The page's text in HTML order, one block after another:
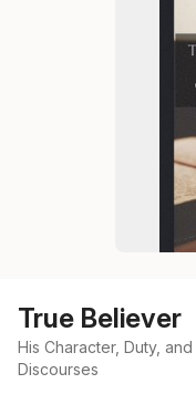
True Believer
His Character, Duty,
Discourses